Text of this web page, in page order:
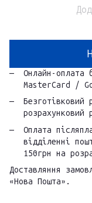
Онлайн-оплата
MasterCard /
Безготівковий
розрахунковий
Оплата
відділенні
150грн на
Доставляння
«Нова Пошта».